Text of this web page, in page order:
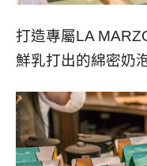
打造專屬LA
鮮乳打出的綿密奶